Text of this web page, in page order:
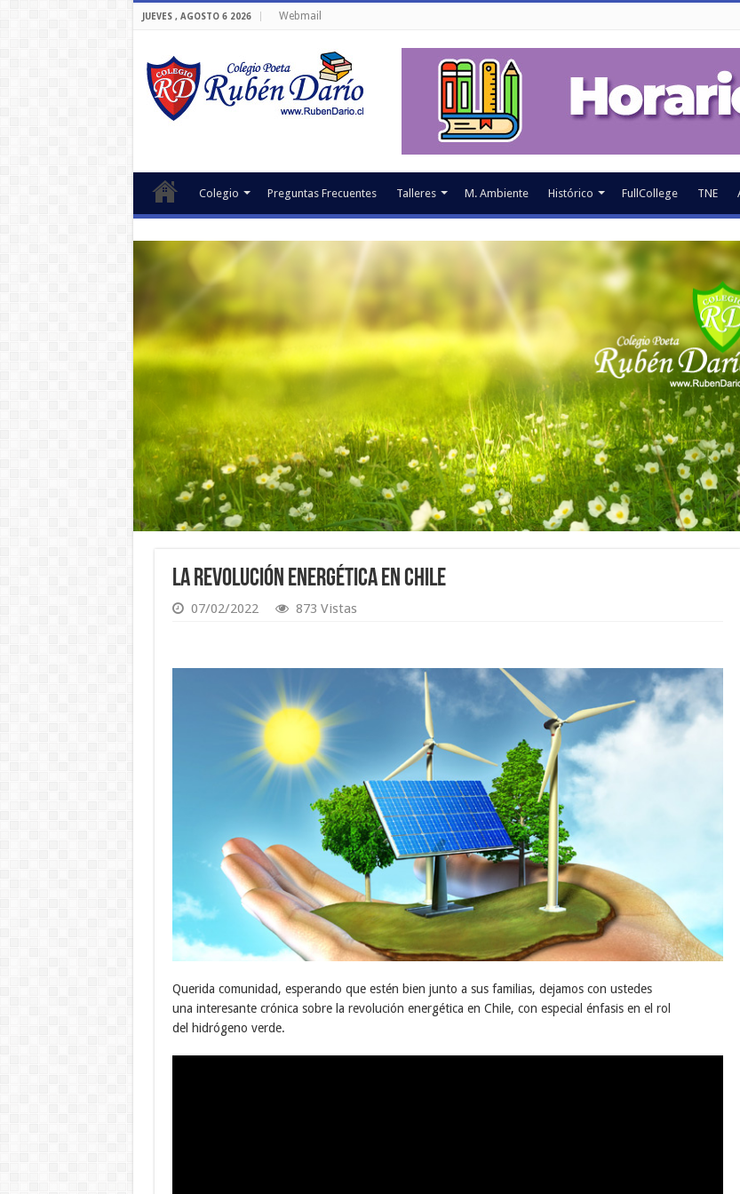
JUEVES , AGOSTO 6 2026 Webmail
Colegio Preguntas Frecuentes Talleres M. Ambiente Histórico FullCollege TNE
La revolución energética en Chile
07/02/2022 873 Vistas
Querida comunidad, esperando que estén bien junto a sus familias, dejamos con ustedes
una interesante crónica sobre la revolución energética en Chile, con especial énfasis en el rol
del hidrógeno verde.